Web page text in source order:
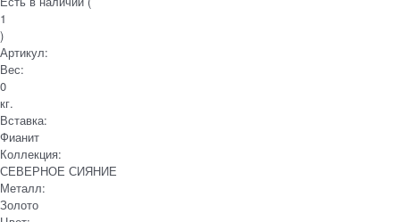
1
)
Артикул:
Вес:
0
кг.
Вставка:
Фианит
Коллекция:
СЕВЕРНОЕ СИЯНИЕ
Металл:
Золото